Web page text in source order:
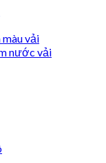
vải
nước vải